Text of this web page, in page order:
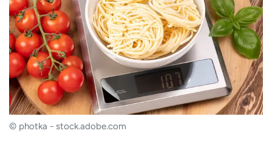
© photka - stock.adobe.com